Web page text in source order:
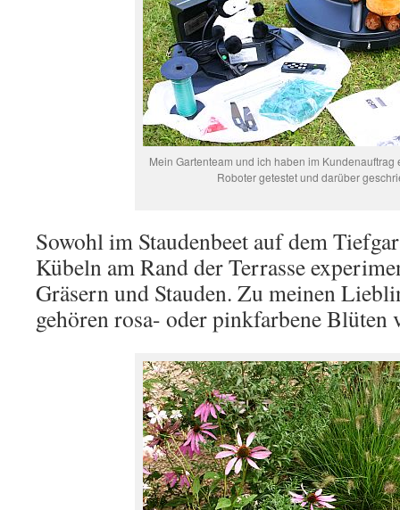
Mein Gartenteam und ich haben im Kundenauftrag
Roboter getestet und darüber
Sowohl im Staudenbeet auf dem
Kübeln am Rand der Terrasse
Gräsern und Stauden. Zu meinen
gehören rosa- oder pinkfarbene Blüten